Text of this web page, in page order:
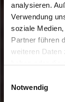
analysieren.
Verwendung
soziale
Partner führen
weiteren Daten
Notwendig